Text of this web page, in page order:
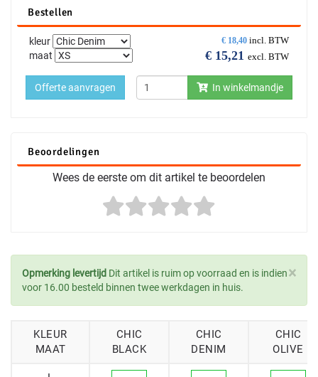
Bestellen
€ 18,40 incl. BTW
€ 15,21 excl. BTW
kleur
maat
In winkelmandje
Offerte aanvragen
Beoordelingen
Wees de eerste om dit artikel te beoordelen
×
Opmerking levertijd Dit artikel is ruim op voorraad en is indien
voor 16.00 besteld binnen twee werkdagen in huis.
KLEUR
MAAT
CHIC
BLACK
CHIC
DENIM
CHIC
OLIVE